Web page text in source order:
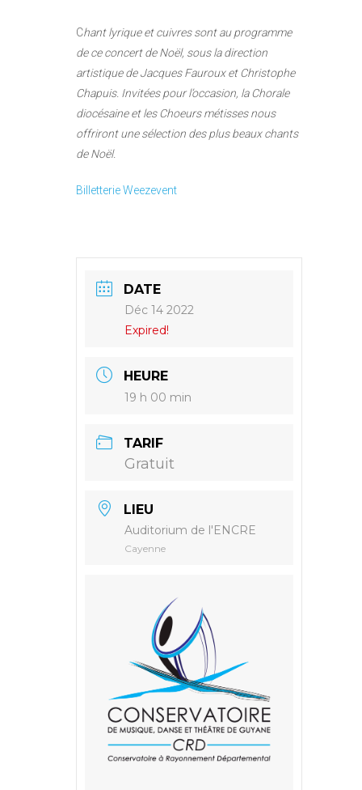
Chant lyrique et cuivres sont au programme
de ce concert de Noël, sous la direction
artistique de Jacques Fauroux et Christophe
Chapuis. Invitées pour l’occasion, la Chorale
diocésaine et les Choeurs métisses nous
offriront une sélection des plus beaux chants
de Noël.
Billetterie Weezevent
DATE
Déc 14 2022
Expired!
HEURE
19 h 00 min
TARIF
Gratuit
LIEU
Auditorium de l'ENCRE
Cayenne